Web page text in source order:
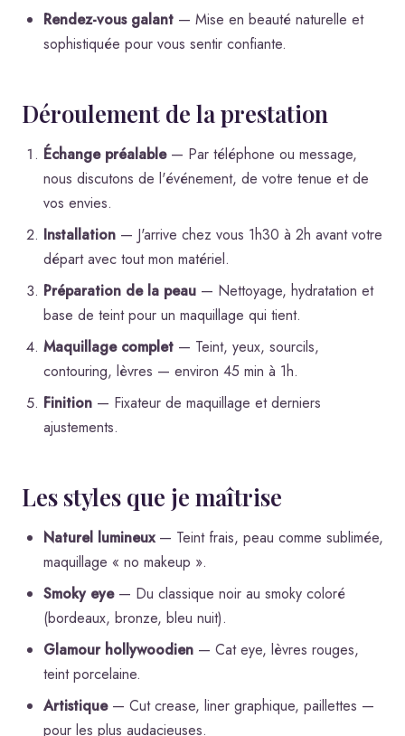
Rendez-vous galant — Mise en beauté naturelle et
sophistiquée pour vous sentir confiante.
Déroulement de la prestation
Échange préalable— Par téléphone ou message,
nous discutons de l'événement, de votre tenue et de
vos envies.
Installation — J'arrive chez vous 1h30 à 2h avant votre
départ avec tout mon matériel.
Préparation de la peau — Nettoyage, hydratation et
base de teint pour un maquillage qui tient.
Maquillage complet — Teint, yeux, sourcils,
contouring, lèvres — environ 45 min à 1h.
Finition — Fixateur de maquillage et derniers
ajustements.
Les styles que je maîtrise
Naturel lumineux— Teint frais, peau comme sublimée,
maquillage « no makeup ».
Smoky eye— Du classique noir au smoky coloré
(bordeaux, bronze, bleu nuit).
Glamour hollywoodien — Cat eye, lèvres rouges,
teint porcelaine.
Artistique— Cut crease, liner graphique, paillettes —
pour les plus audacieuses.